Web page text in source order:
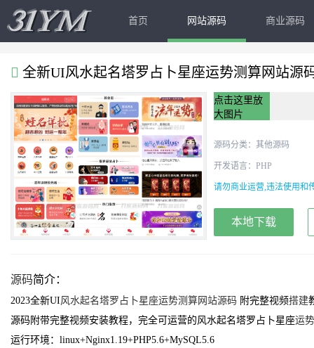
首页 网站源码 商业源码
全新UI风水起名塔罗占卜星座运势测算网站源
源码分类： 其他源码
开发语言：PHP
请勿商业运营,违法使用和
本地下载
源码简介：
2023全新UI风水起名塔罗占卜星座运势测算网站源码 附完整视频搭建
源码附带完整视频安装教程，完全可运营的风水起名塔罗占卜星座运势
运行环境：linux+Nginx1.19+PHP5.6+MySQL5.6
点击这里放
大图片